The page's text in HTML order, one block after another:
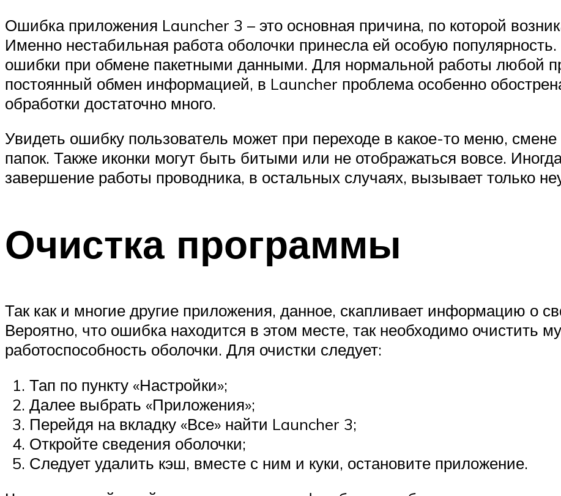
Ошибка приложения Launcher 3 – это основная причина, по которой
Именно нестабильная работа оболочки принесла ей особую
ошибки при обмене пакетными данными. Для нормальной работы любой
постоянный обмен информацией, в Launcher проблема особенно
обработки достаточно много.
Увидеть ошибку пользователь может при переходе в какое-то меню, смене
папок. Также иконки могут быть битыми или не отображаться вовсе.
завершение работы проводника, в остальных случаях, вызывает только
Очистка программы
Так как и многие другие приложения, данное, скапливает информацию о
Вероятно, что ошибка находится в этом месте, так необходимо очистить
работоспособность оболочки. Для очистки следует:
Тап по пункту «Настройки»;
Далее выбрать «Приложения»;
Перейдя на вкладку «Все» найти Launcher 3;
Откройте сведения оболочки;
Следует удалить кэш, вместе с ним и куки, остановите приложение.